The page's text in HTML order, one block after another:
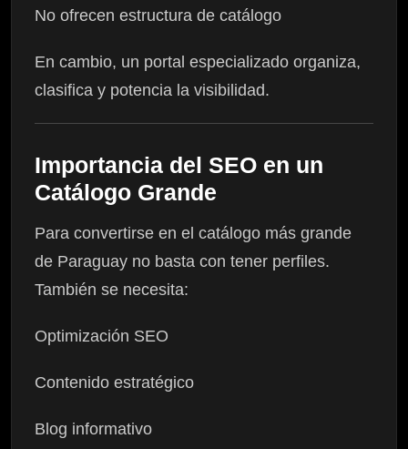
No ofrecen estructura de catálogo
En cambio, un portal especializado organiza,
clasifica y potencia la visibilidad.
Importancia del SEO en un
Catálogo Grande
Para convertirse en el catálogo más grande
de Paraguay no basta con tener perfiles.
También se necesita:
Optimización SEO
Contenido estratégico
Blog informativo